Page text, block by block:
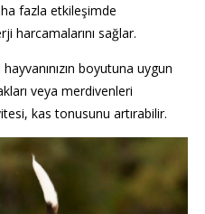
fazla etkileşimde
harcamalarını sağlar.
hayvanınızın boyutuna uygun
veya merdivenleri
kas tonusunu artırabilir.